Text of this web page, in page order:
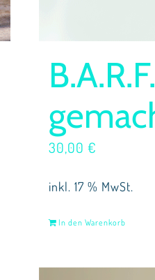
30,00€
inkl. 17 % MwSt.
In den Warenkorb